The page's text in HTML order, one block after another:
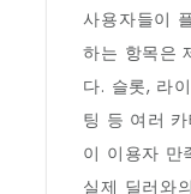
사용자들이
하는 항목은
다. 슬롯, 라
팅 등 여러
이 이용자 만
실제 딜러와